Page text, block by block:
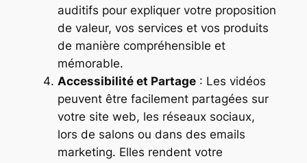
auditifs pour expliquer votre proposition
de valeur, vos services et vos produits
de manière compréhensible et
mémorable.
Accessibilité et Partage: Les vidéos
peuvent être facilement partagées sur
votre site web, les réseaux sociaux,
lors de salons ou dans des emails
marketing. Elles rendent votre